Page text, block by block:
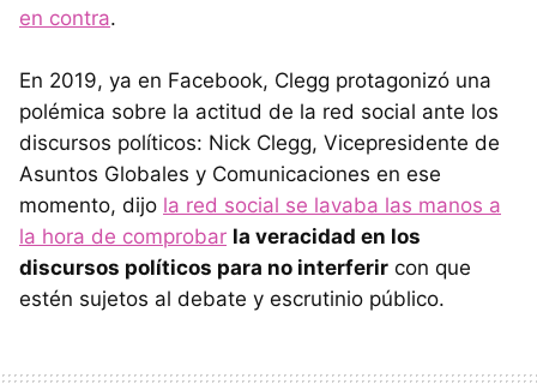
en contra.
En 2019, ya en Facebook, Clegg protagonizó una
polémica sobre la actitud de la red social ante los
discursos políticos: Nick Clegg, Vicepresidente de
Asuntos Globales y Comunicaciones en ese
momento, dijo la red social se lavaba las manos a
la hora de comprobar la veracidad en los
discursos políticos para no interferir con que
estén sujetos al debate y escrutinio público.